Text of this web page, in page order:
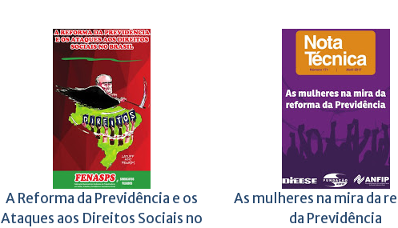
A Reforma da Previdência e os
Ataques aos Direitos Sociais no
As mulheres na mira da
da Previdência